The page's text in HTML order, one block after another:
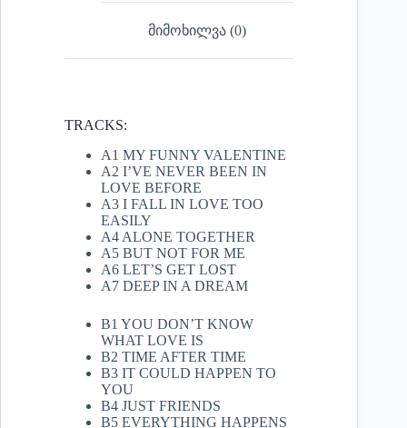
მიმოხილვა (0)
TRACKS:
A1 MY FUNNY VALENTINE
A2 I’VE NEVER BEEN IN
LOVE BEFORE
A3 I FALL IN LOVE TOO
EASILY
A4 ALONE TOGETHER
A5 BUT NOT FOR ME
A6 LET’S GET LOST
A7 DEEP IN A DREAM
B1 YOU DON’T KNOW
WHAT LOVE IS
B2 TIME AFTER TIME
B3 IT COULD HAPPEN TO
YOU
B4 JUST FRIENDS
B5 EVERYTHING HAPPENS